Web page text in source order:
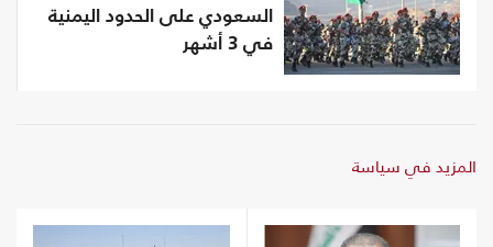
السعودي على الحدود اليمنية
في 3 أشهر
المزيد في سياسة